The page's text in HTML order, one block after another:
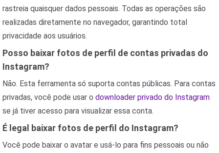
rastreia quaisquer dados pessoais. Todas as operações são
realizadas diretamente no navegador, garantindo total
privacidade aos usuários.
Posso baixar fotos de perfil de contas privadas do
Instagram?
Não. Esta ferramenta só suporta contas públicas. Para contas
privadas, você pode usar o downloader privado do Instagram
se já tiver acesso para visualizar essa conta.
É legal baixar fotos de perfil do Instagram?
Você pode baixar o avatar e usá-lo para fins pessoais ou não